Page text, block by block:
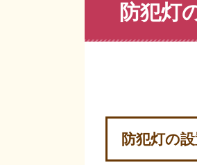
防犯灯
防犯灯の